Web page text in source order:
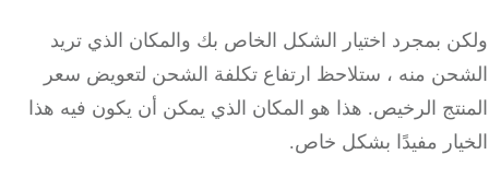
بمجرد اختيار الشكل الخاص بك والمكان الذي تريد
منه ، ستلاحظ ارتفاع تكلفة الشحن لتعويض سعر
الرخيص.هذا هو المكان الذي يمكن أن يكون فيه هذا
مفيدًا بشكل خاص.